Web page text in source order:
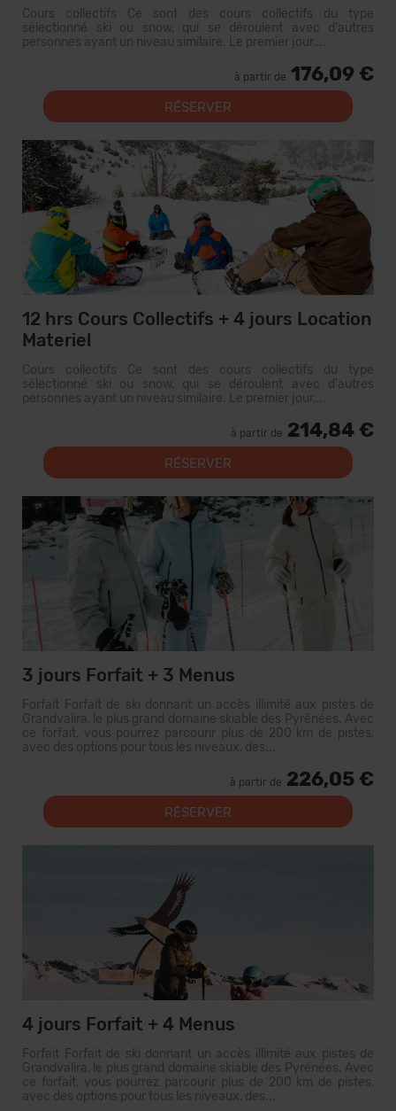
Cours collectifs Ce sont des cours collectifs du type
sélectionné ski ou snow, qui se déroulent avec d'autres
personnes ayant un niveau similaire. Le premier jour,...
à partir de 176,09 €
RÉSERVER
12 hrs Cours Collectifs + 4 jours Location
Materiel
Cours collectifs Ce sont des cours collectifs du type
sélectionné ski ou snow, qui se déroulent avec d'autres
personnes ayant un niveau similaire. Le premier jour,...
à partir de 214,84 €
RÉSERVER
3 jours Forfait + 3 Menus
Forfait Forfait de ski donnant un accès illimité aux pistes de
Grandvalira, le plus grand domaine skiable des Pyrénées. Avec
ce forfait, vous pourrez parcourir plus de 200 km de pistes,
avec des options pour tous les niveaux, des...
à partir de 226,05 €
RÉSERVER
4 jours Forfait + 4 Menus
Forfait Forfait de ski donnant un accès illimité aux pistes de
Grandvalira, le plus grand domaine skiable des Pyrénées. Avec
ce forfait, vous pourrez parcourir plus de 200 km de pistes,
avec des options pour tous les niveaux, des...